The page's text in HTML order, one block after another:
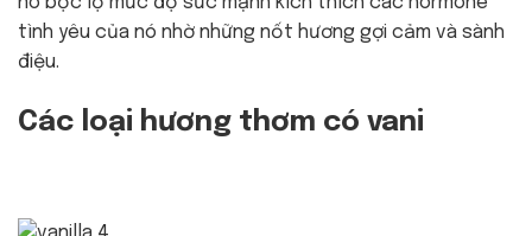
tình yêu của nó nhờ những nốt hương gợi cảm và sành
điệu.
Các loại hương thơm có vani